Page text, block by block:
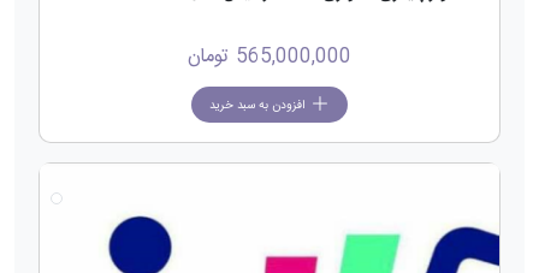
565,000,000 تومان
افزودن به سبد خرید